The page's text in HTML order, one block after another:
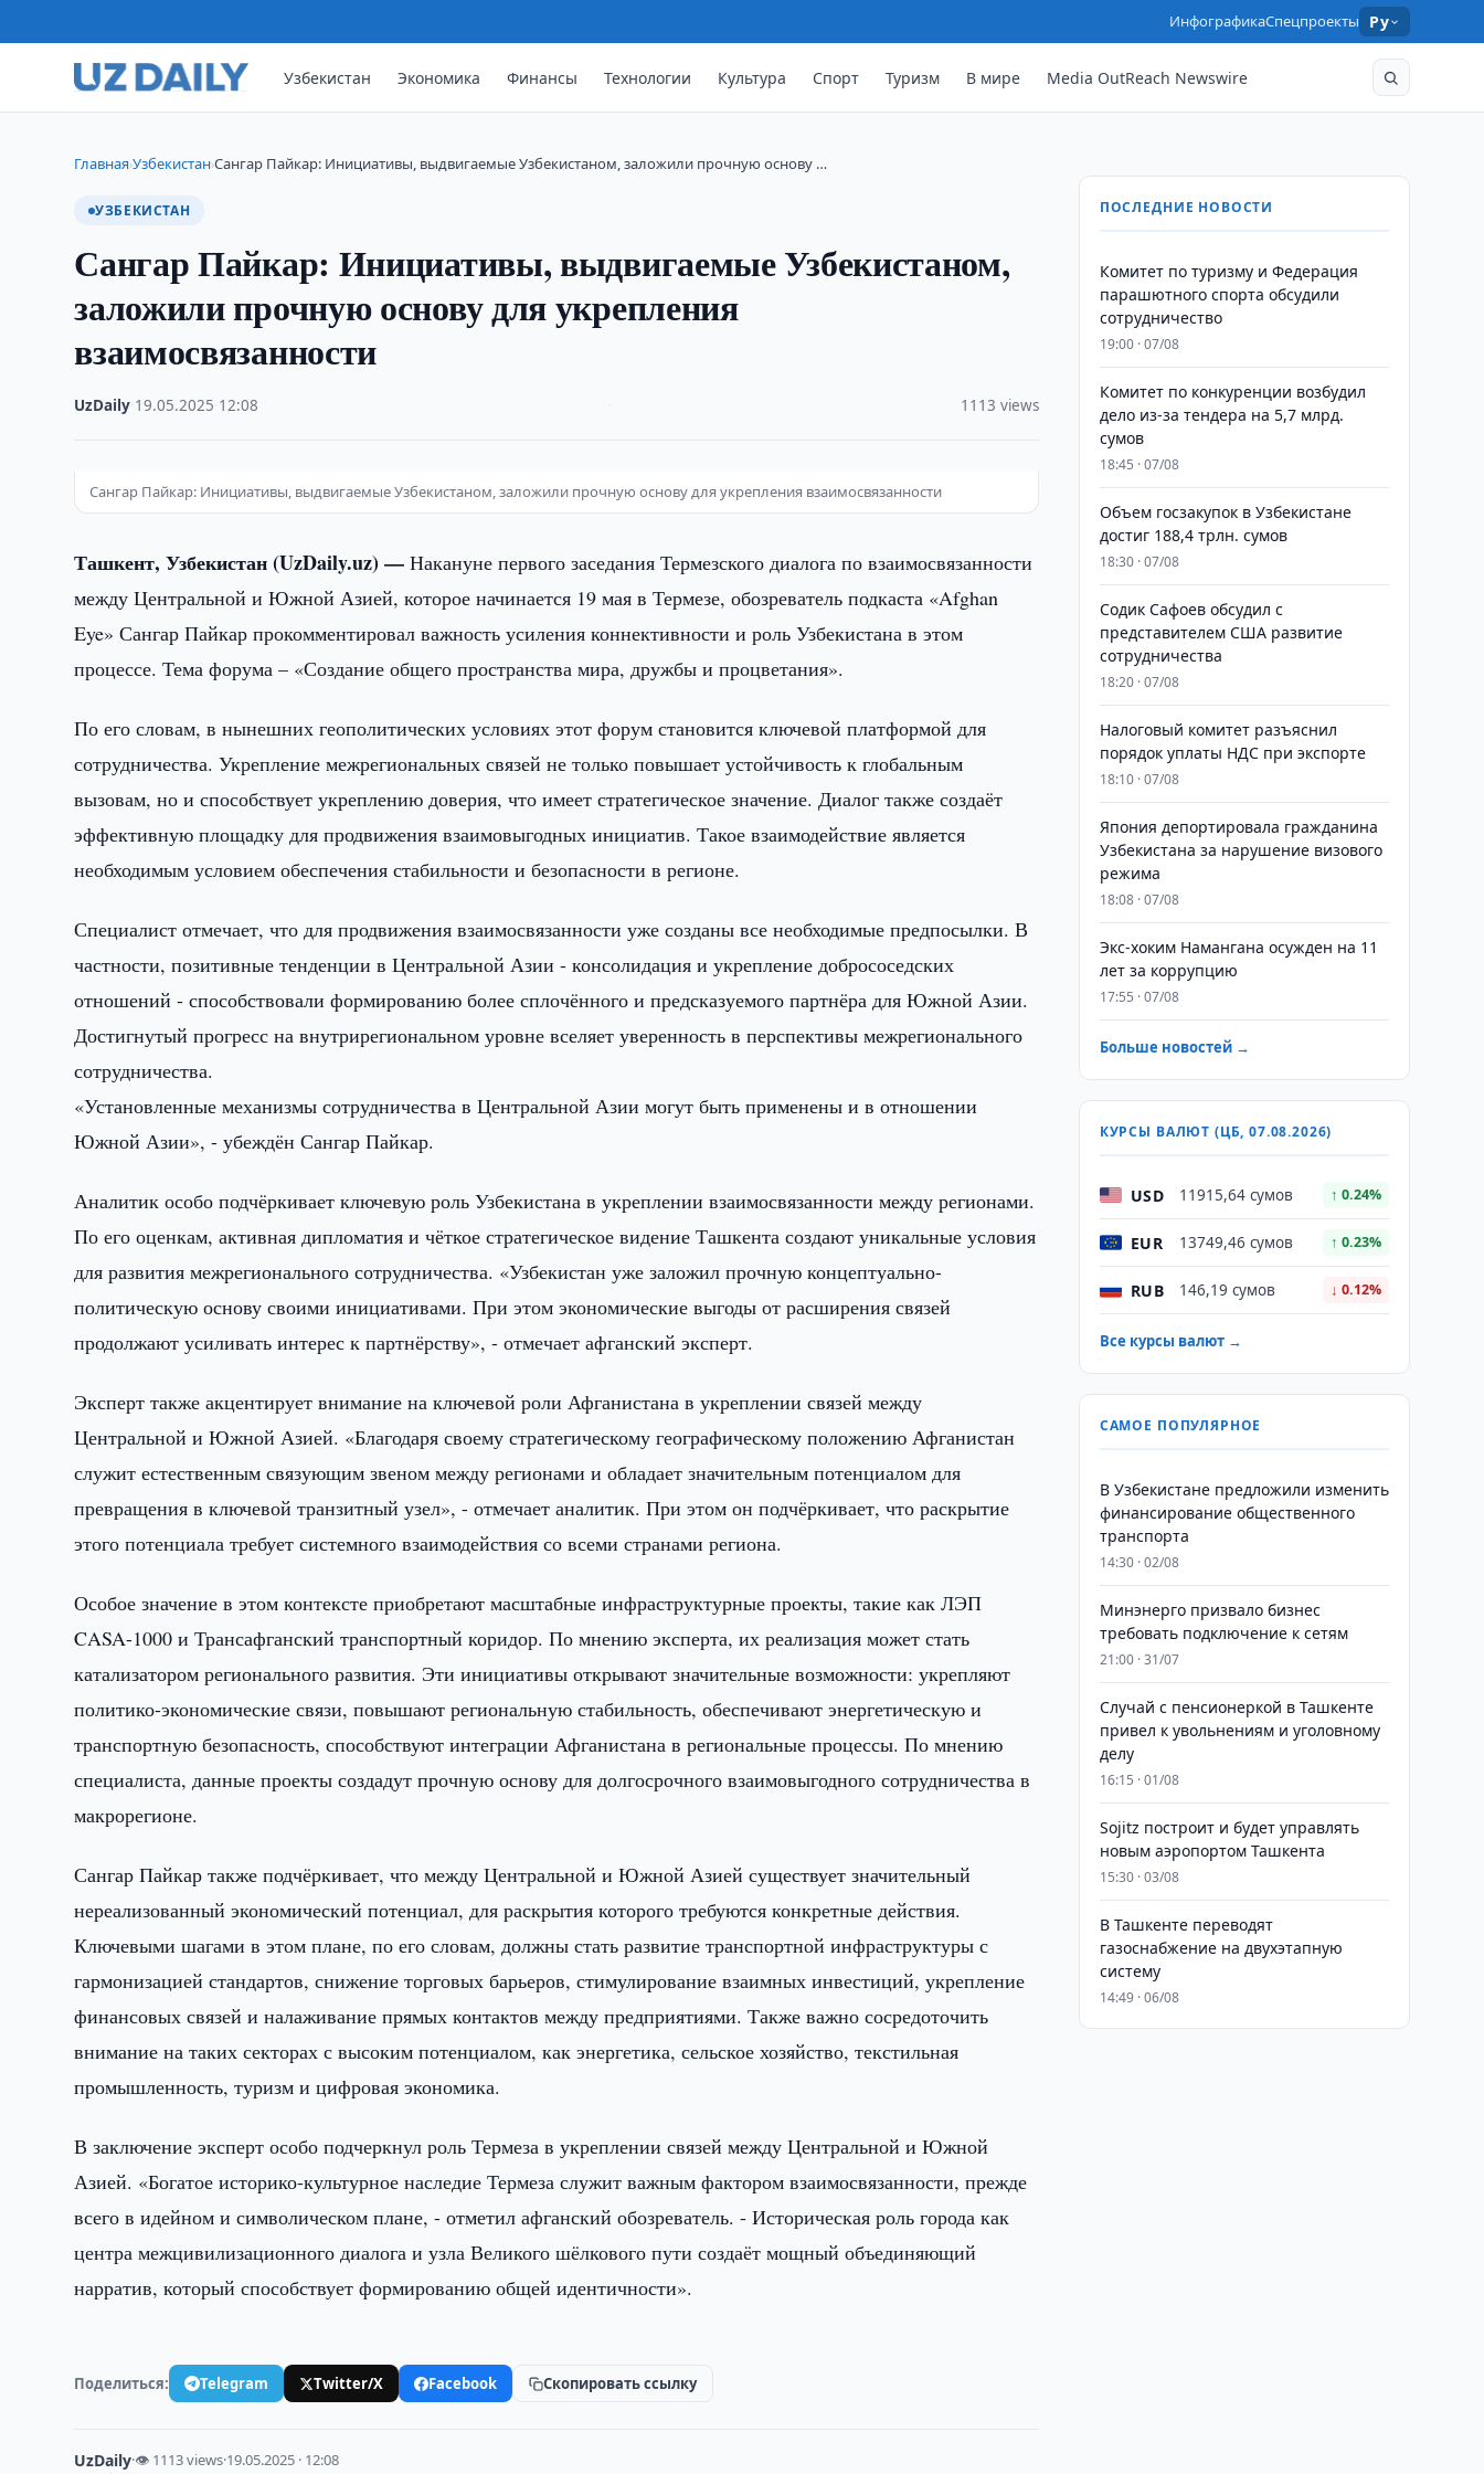
ИнфографикаСпецпроекты Ру
Узбекистан Экономика Финансы Технологии Культура Спорт Туризм В мире Media OutReach Newswire
Главная›Узбекистан›Сангар Пайкар: Инициативы, выдвигаемые Узбекистаном, заложили прочную основу …
УЗБЕКИСТАН
Сангар Пайкар: Инициативы, выдвигаемые Узбекистаном,
заложили прочную основу для укрепления
взаимосвязанности
UzDaily 19.05.2025 12:08 1113 views
Сангар Пайкар: Инициативы, выдвигаемые Узбекистаном, заложили прочную основу для укрепления взаимосвязанности
Ташкент, Узбекистан (UzDaily.uz) —Накануне первого заседания Термезского диалога по взаимосвязанности
между Центральной и Южной Азией, которое начинается 19 мая в Термезе, обозреватель подкаста «Afghan
Eye» Сангар Пайкар прокомментировал важность усиления коннективности и роль Узбекистана в этом
процессе. Тема форума – «Создание общего пространства мира, дружбы и процветания».
По его словам, в нынешних геополитических условиях этот форум становится ключевой платформой для
сотрудничества. Укрепление межрегиональных связей не только повышает устойчивость к глобальным
вызовам, но и способствует укреплению доверия, что имеет стратегическое значение. Диалог также создаёт
эффективную площадку для продвижения взаимовыгодных инициатив. Такое взаимодействие является
необходимым условием обеспечения стабильности и безопасности в регионе.
Специалист отмечает, что для продвижения взаимосвязанности уже созданы все необходимые предпосылки. В
частности, позитивные тенденции в Центральной Азии - консолидация и укрепление добрососедских
отношений - способствовали формированию более сплочённого и предсказуемого партнёра для Южной Азии.
Достигнутый прогресс на внутрирегиональном уровне вселяет уверенность в перспективы межрегионального
сотрудничества.
«Установленные механизмы сотрудничества в Центральной Азии могут быть применены и в отношении
Южной Азии», - убеждён Сангар Пайкар.
Аналитик особо подчёркивает ключевую роль Узбекистана в укреплении взаимосвязанности между регионами.
По его оценкам, активная дипломатия и чёткое стратегическое видение Ташкента создают уникальные условия
для развития межрегионального сотрудничества. «Узбекистан уже заложил прочную концептуально-
политическую основу своими инициативами. При этом экономические выгоды от расширения связей
продолжают усиливать интерес к партнёрству», - отмечает афганский эксперт.
Эксперт также акцентирует внимание на ключевой роли Афганистана в укреплении связей между
Центральной и Южной Азией. «Благодаря своему стратегическому географическому положению Афганистан
служит естественным связующим звеном между регионами и обладает значительным потенциалом для
превращения в ключевой транзитный узел», - отмечает аналитик. При этом он подчёркивает, что раскрытие
этого потенциала требует системного взаимодействия со всеми странами региона.
Особое значение в этом контексте приобретают масштабные инфраструктурные проекты, такие как ЛЭП
CASA-1000 и Трансафганский транспортный коридор. По мнению эксперта, их реализация может стать
катализатором регионального развития. Эти инициативы открывают значительные возможности: укрепляют
политико-экономические связи, повышают региональную стабильность, обеспечивают энергетическую и
транспортную безопасность, способствуют интеграции Афганистана в региональные процессы. По мнению
специалиста, данные проекты создадут прочную основу для долгосрочного взаимовыгодного сотрудничества в
макрорегионе.
Сангар Пайкар также подчёркивает, что между Центральной и Южной Азией существует значительный
нереализованный экономический потенциал, для раскрытия которого требуются конкретные действия.
Ключевыми шагами в этом плане, по его словам, должны стать развитие транспортной инфраструктуры с
гармонизацией стандартов, снижение торговых барьеров, стимулирование взаимных инвестиций, укрепление
финансовых связей и налаживание прямых контактов между предприятиями. Также важно сосредоточить
внимание на таких секторах с высоким потенциалом, как энергетика, сельское хозяйство, текстильная
промышленность, туризм и цифровая экономика.
В заключение эксперт особо подчеркнул роль Термеза в укреплении связей между Центральной и Южной
Азией. «Богатое историко-культурное наследие Термеза служит важным фактором взаимосвязанности, прежде
всего в идейном и символическом плане, - отметил афганский обозреватель. - Историческая роль города как
центра межцивилизационного диалога и узла Великого шёлкового пути создаёт мощный объединяющий
нарратив, который способствует формированию общей идентичности».
Поделиться: Telegram Twitter/X Facebook Скопировать ссылку
UzDaily·👁 1113 views·19.05.2025 · 12:08
ПОСЛЕДНИЕ НОВОСТИ
Комитет по туризму и Федерация
парашютного спорта обсудили
сотрудничество
19:00 · 07/08
Комитет по конкуренции возбудил
дело из-за тендера на 5,7 млрд.
сумов
18:45 · 07/08
​​​​​​​Объем госзакупок в Узбекистане
достиг 188,4 трлн. сумов
18:30 · 07/08
Содик Сафоев обсудил с
представителем США развитие
сотрудничества
18:20 · 07/08
Налоговый комитет разъяснил
порядок уплаты НДС при экспорте
18:10 · 07/08
Япония депортировала гражданина
Узбекистана за нарушение визового
режима
18:08 · 07/08
​​​​​​​Экс-хоким Намангана осужден на 11
лет за коррупцию
17:55 · 07/08
Больше новостей →
КУРСЫ ВАЛЮТ (ЦБ, 07.08.2026)
USD 11915,64 сумов ↑ 0.24%
EUR 13749,46 сумов ↑ 0.23%
RUB 146,19 сумов ↓ 0.12%
Все курсы валют →
САМОЕ ПОПУЛЯРНОЕ
В Узбекистане предложили изменить
финансирование общественного
транспорта
14:30 · 02/08
Минэнерго призвало бизнес
требовать подключение к сетям
21:00 · 31/07
Случай с пенсионеркой в Ташкенте
привел к увольнениям и уголовному
делу
16:15 · 01/08
Sojitz построит и будет управлять
новым аэропортом Ташкента
15:30 · 03/08
В Ташкенте переводят
газоснабжение на двухэтапную
систему
14:49 · 06/08